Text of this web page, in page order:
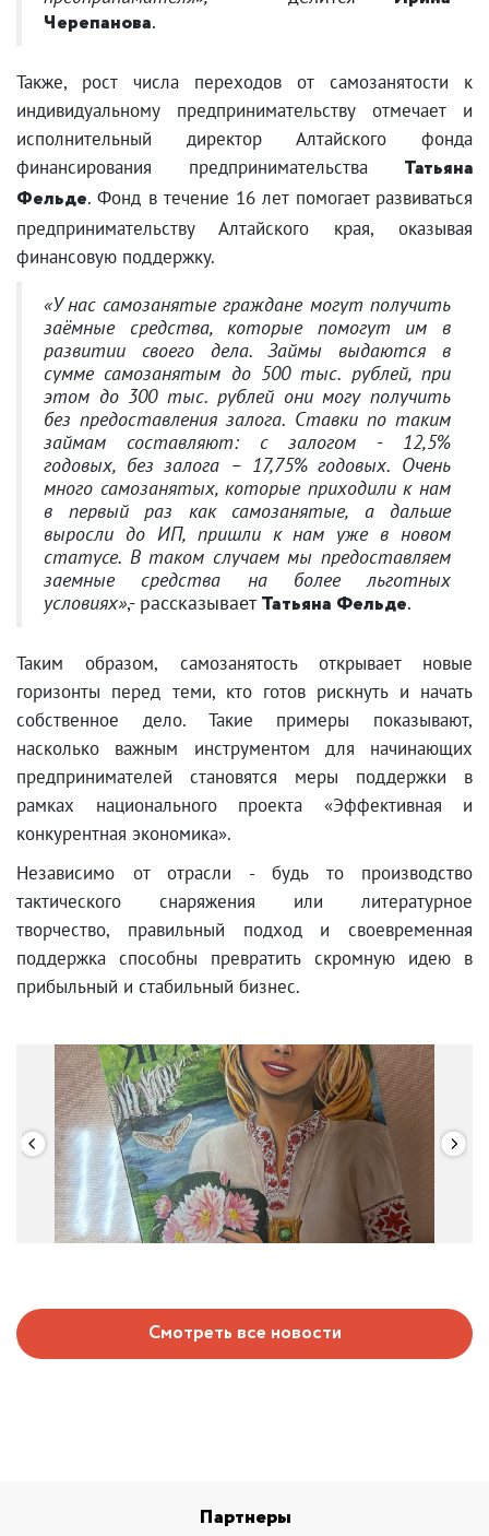
Черепанова.
Также, рост числа переходов от самозанятости к
индивидуальному предпринимательству отмечает и
исполнительный директор Алтайского фонда
финансирования предпринимательства Татьяна
Фельде. Фонд в течение 16 лет помогает развиваться
предпринимательству Алтайского края, оказывая
финансовую поддержку.
«У нас самозанятые граждане могут получить
заёмные средства, которые помогут им в
развитии своего дела. Займы выдаются в
сумме самозанятым до 500 тыс. рублей, при
этом до 300 тыс. рублей они могу получить
без предоставления залога. Ставки по таким
займам составляют: с залогом - 12,5%
годовых, без залога – 17,75% годовых. Очень
много самозанятых, которые приходили к нам
в первый раз как самозанятые, а дальше
выросли до ИП, пришли к нам уже в новом
статусе. В таком случаем мы предоставляем
заемные средства на более льготных
условиях»,- рассказываетТатьяна Фельде.
Таким образом, самозанятость открывает новые
горизонты перед теми, кто готов рискнуть и начать
собственное дело. Такие примеры показывают,
насколько важным инструментом для начинающих
предпринимателей становятся меры поддержки в
рамках национального проекта «Эффективная и
конкурентная экономика».
Независимо от отрасли - будь то производство
тактического снаряжения или литературное
творчество, правильный подход и своевременная
поддержка способны превратить скромную идею в
прибыльный и стабильный бизнес.
Смотреть все новости
Партнеры